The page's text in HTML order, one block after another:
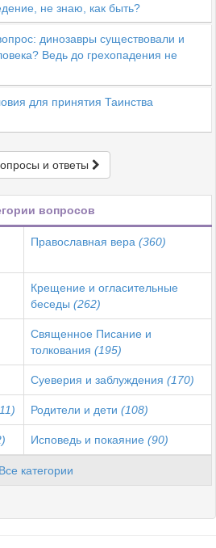
не знаю, как быть?
динозавры существовали и
Ведь до грехопадения не
для принятия Таинства
и ответы
вопросов
Православная вера (360)
Крещение и огласительные
беседы (262)
Священное Писание и
толкования (195)
Суеверия и заблуждения (170)
Родители и дети (108)
Исповедь и покаяние (90)
Все категории